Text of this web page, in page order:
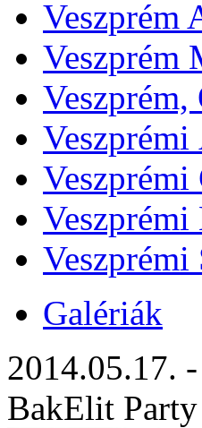
Veszprém
Veszprém
Veszprém,
Veszprémi
Galériák
2014.05.17.
BakElit Party